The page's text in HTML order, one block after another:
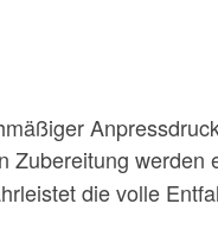
Zubereitung werden
die volle